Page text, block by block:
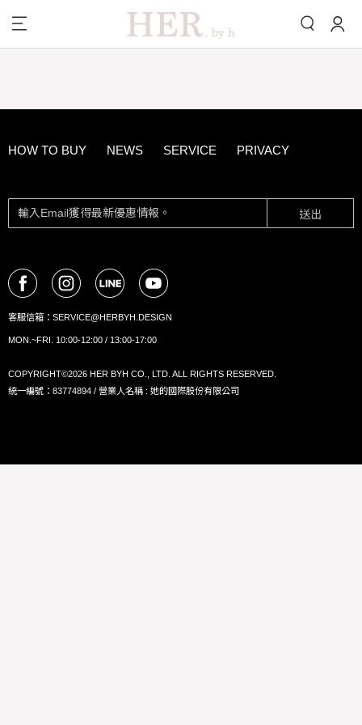
HOW TO BUY NEWS SERVICE PRIVACY
送出
客服信箱： SERVICE@HERBYH.DESIGN
MON.~FRI. 10:00-12:00 / 13:00-17:00
COPYRIGHT©2026 HER BYH CO., LTD. ALL RIGHTS RESERVED.
統一編號：83774894 / 營業人名稱 : 她的國際股份有限公司